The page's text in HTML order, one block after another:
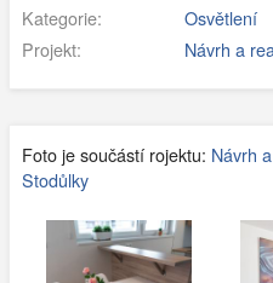
Kategorie:
Osvětlení
Projekt:
Návrh a
Foto je součástí rojektu: Návrh
Stodůlky